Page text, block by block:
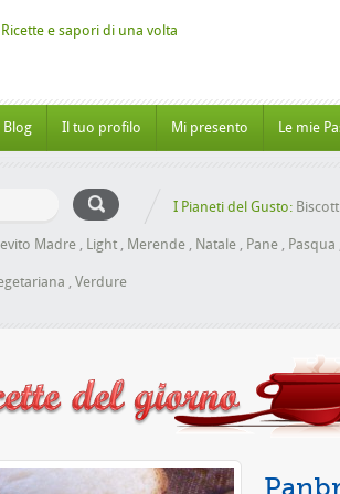
Blog Il tuo profilo Mi presento Le mie
I Pianeti del Gusto:
Madre , Light , Merende , Natale , Pane , Pasqua
, Verdure